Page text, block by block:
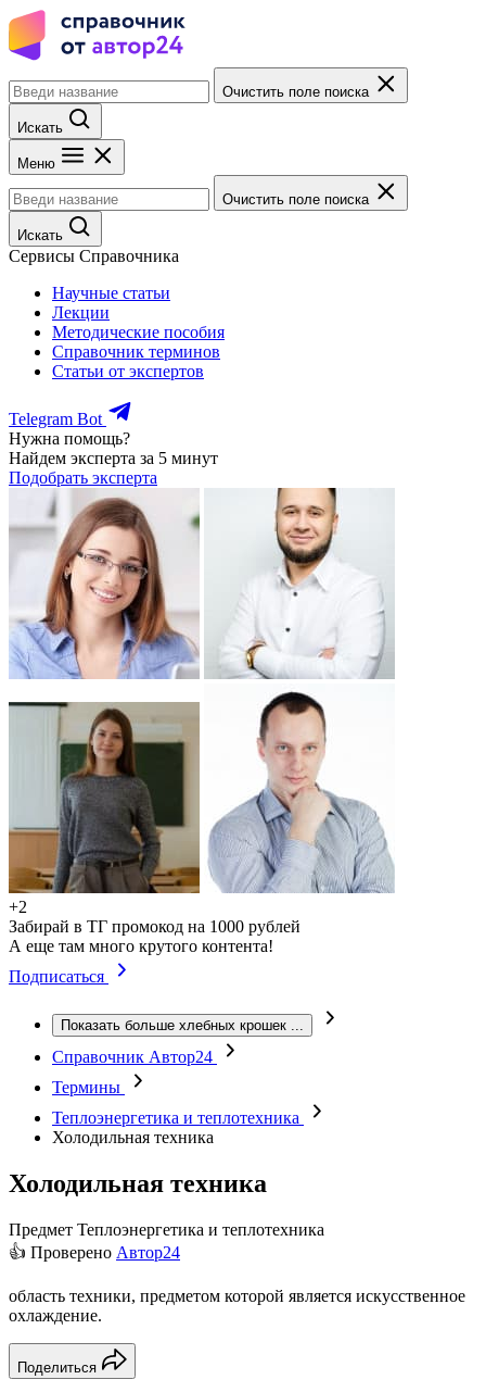
Очистить поле поиска
Искать
Меню
Очистить поле поиска
Искать
Сервисы Справочника
Научные статьи
Лекции
Методические пособия
Справочник терминов
Статьи от экспертов
Telegram Bot
Нужна помощь?
Найдем эксперта за 5 минут
Подобрать эксперта
+2
Забирай в ТГ промокод на 1000 рублей
А еще там много крутого контента!
Подписаться
Показать больше хлебных крошек ...
Справочник Автор24
Термины
Теплоэнергетика и теплотехника
Холодильная техника
Холодильная техника
Предмет Теплоэнергетика и теплотехника
👍 Проверено Автор24
область техники, предметом которой является искусственное
охлаждение.
Поделиться